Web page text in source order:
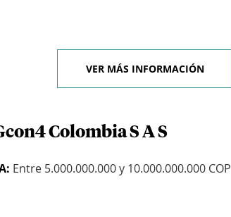
VER MÁS INFORMACIÓN
Colombia S A S
Entre 5.000.000.000 y 10.000.000.000 COP